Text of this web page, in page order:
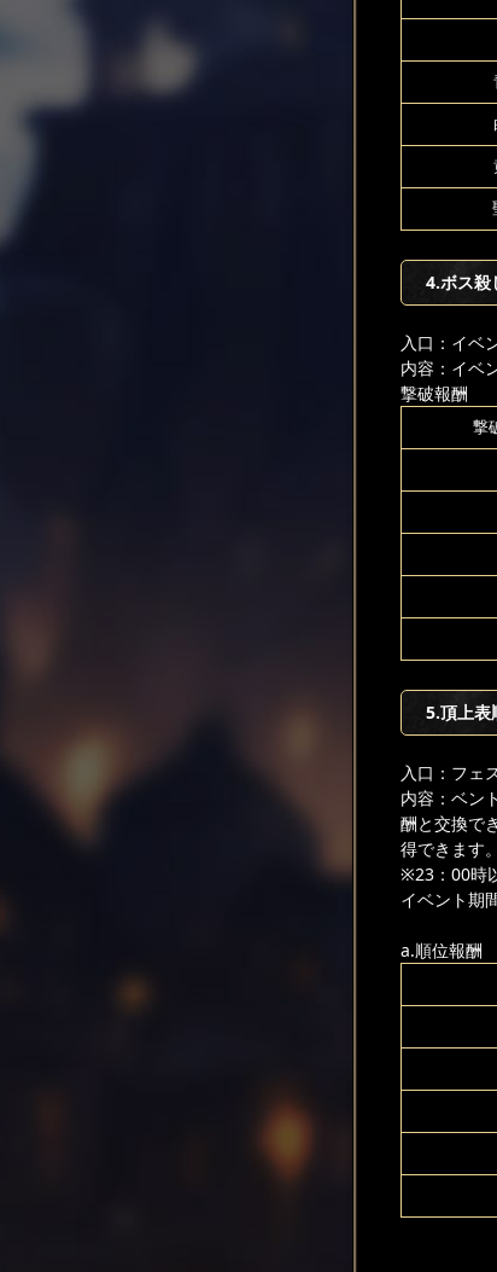
4.ボス殺
入口：イベ
内容：イベ
撃破報酬
撃
5.頂上表
入口：フェ
内容：ベン
酬と交換で
得できます。
※23：00時
イベント期
a.順位報酬